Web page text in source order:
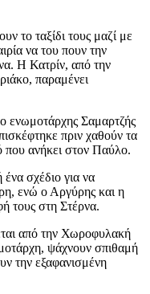
το ταξίδι τους μαζί με
να του πουν την
Η Κατρίν, από την
παραμένει
ενωμοτάρχης Σαμαρτζής
πριν χαθούν τα
που ανήκει στον Παύλο.
σχέδιο για να
ενώ ο Αργύρης και η
τους στη Στέρνα.
από την Χωροφυλακή
ψάχνουν σπιθαμή
την εξαφανισμένη